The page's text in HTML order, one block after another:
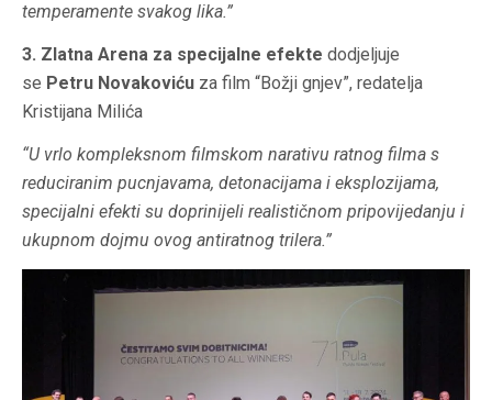
temperamente svakog lika.”
3. Zlatna Arena za specijalne efekte dodjeljuje
se Petru Novakoviću za film “Božji gnjev”, redatelja
Kristijana Milića
“U vrlo kompleksnom filmskom narativu ratnog filma s
reduciranim pucnjavama, detonacijama i eksplozijama,
specijalni efekti su doprinijeli realističnom pripovijedanju i
ukupnom dojmu ovog antiratnog trilera.”